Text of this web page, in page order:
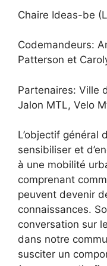
Chaire Ideas-be
Codemandeurs:
Patterson et
Partenaires: Ville
Jalon MTL, Velo
L’objectif général
sensibiliser et
à une mobilité
comprenant
peuvent devenir
connaissances.
conversation sur
dans notre
susciter un